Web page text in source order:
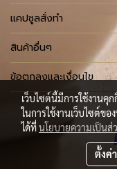
แคปซูลสั่งทำ
สินค้าอื่นๆ
ข้อตกลงและเงื่อนไข
เว็บไซต์นี้มีการใช้งาน
ในการใช้งานเว็บไซต์ข
ได้ที่นโยบายความเป็นส่
ตั้งค่